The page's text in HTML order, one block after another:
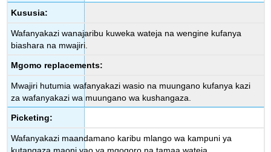
Kususia:
Wafanyakazi wanajaribu kuweka wateja na wengine kufanya
biashara na mwajiri.
Mgomo replacements:
Mwajiri hutumia wafanyakazi wasio na muungano kufanya kazi
za wafanyakazi wa muungano wa kushangaza.
Picketing:
Wafanyakazi maandamano karibu mlango wa kampuni ya
kutangaza maoni yao ya mgogoro na tamaa wateja.